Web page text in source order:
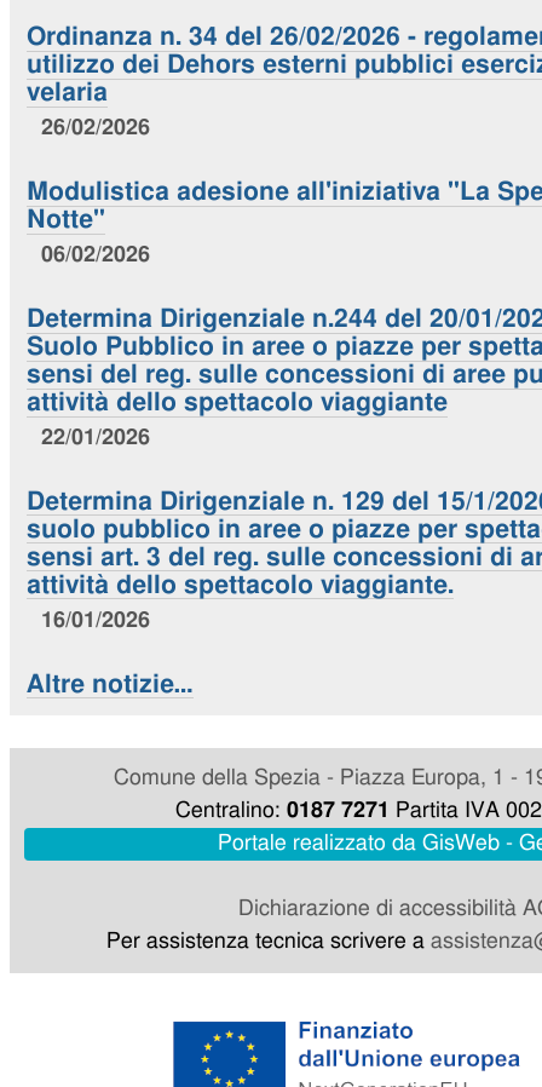
Ordinanza n. 34 del 26/02/2026 -
utilizzo dei Dehors esterni pubblici
velaria
26/02/2026
Modulistica adesione all'iniziativa "La
Notte"
06/02/2026
Determina Dirigenziale n.244 del 20/01/
Suolo Pubblico in aree o piazze per
sensi del reg. sulle concessioni di aree
attività dello spettacolo viaggiante
22/01/2026
Determina Dirigenziale n. 129 del 15/1/
suolo pubblico in aree o piazze per
sensi art. 3 del reg. sulle concessioni di
attività dello spettacolo viaggiante.
16/01/2026
Altre notizie…
Comune della Spezia - Piazza Europa, 1 -
Centralino: 0187 7271
Partita IVA
Portale realizzato da GisWeb -
Dichiarazione di accessibilità
Per assistenza tecnica scrivere a